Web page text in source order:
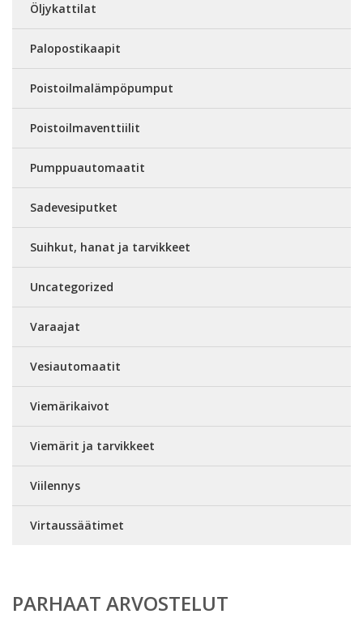
Öljykattilat
Palopostikaapit
Poistoilmalämpöpumput
Poistoilmaventtiilit
Pumppuautomaatit
Sadevesiputket
Suihkut, hanat ja tarvikkeet
Uncategorized
Varaajat
Vesiautomaatit
Viemärikaivot
Viemärit ja tarvikkeet
Viilennys
Virtaussäätimet
PARHAAT ARVOSTELUT